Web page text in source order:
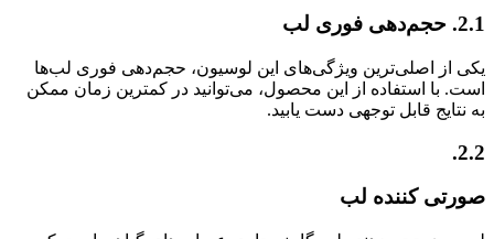
2.1. حجم‌دهی فوری لب
یکی از اصلی‌ترین ویژگی‌های این لوسیون، حجم‌دهی فوری لب‌ها
است. با استفاده از این محصول، می‌توانید در کمترین زمان ممکن
به نتایج قابل توجهی دست یابید.
2.2.
صورتی کننده لب